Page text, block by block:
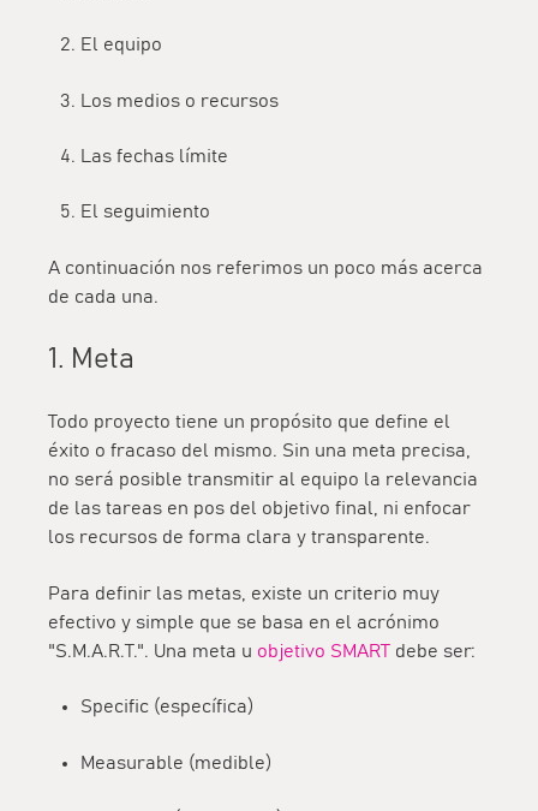
El equipo
Los medios o recursos
Las fechas límite
El seguimiento
A continuación nos referimos un poco más acerca
de cada una.
1. Meta
Todo proyecto tiene un propósito que define el
éxito o fracaso del mismo. Sin una meta precisa,
no será posible transmitir al equipo la relevancia
de las tareas en pos del objetivo final, ni enfocar
los recursos de forma clara y transparente.
Para definir las metas, existe un criterio muy
efectivo y simple que se basa en el acrónimo
"S.M.A.R.T.". Una meta u objetivo SMART debe ser:
Specific (específica)
Measurable (medible)